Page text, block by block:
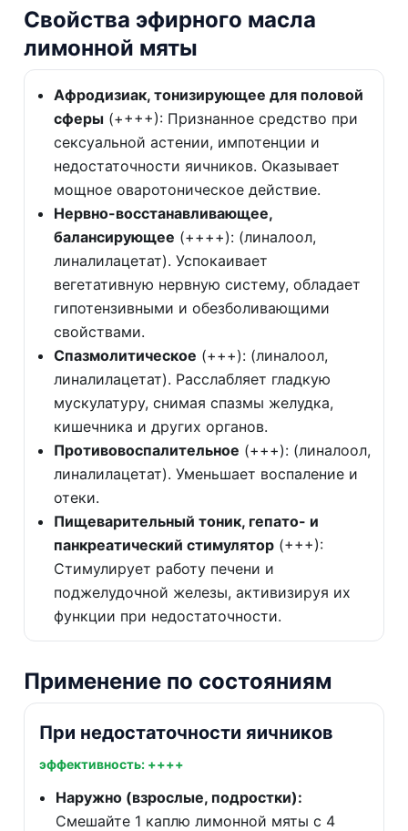
Свойства эфирного масла
лимонной мяты
Афродизиак, тонизирующее для половой
сферы (++++): Признанное средство при
сексуальной астении, импотенции и
недостаточности яичников. Оказывает
мощное оваротоническое действие.
Нервно-восстанавливающее,
балансирующее (++++): (линалоол,
линалилацетат). Успокаивает
вегетативную нервную систему, обладает
гипотензивными и обезболивающими
свойствами.
Спазмолитическое (+++): (линалоол,
линалилацетат). Расслабляет гладкую
мускулатуру, снимая спазмы желудка,
кишечника и других органов.
Противовоспалительное (+++): (линалоол,
линалилацетат). Уменьшает воспаление и
отеки.
Пищеварительный тоник, гепато- и
панкреатический стимулятор (+++):
Стимулирует работу печени и
поджелудочной железы, активизируя их
функции при недостаточности.
Применение по состояниям
При недостаточности яичников
эффективность: ++++
Наружно (взрослые, подростки):
Смешайте 1 каплю лимонной мяты с 4